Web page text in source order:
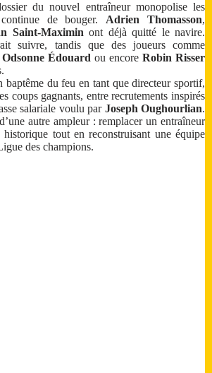
du nouvel entraîneur monopolise les
de bouger. Adrien Thomasson,
Saint-Maximin ont déjà quitté le navire.
suivre, tandis que des joueurs comme
Odsonne Édouard ou encore Robin Risser
baptême du feu en tant que directeur sportif,
coups gagnants, entre recrutements inspirés
salariale voulu par Joseph Oughourlian.
autre ampleur : remplacer un entraîneur
historique tout en reconstruisant une équipe
des champions.